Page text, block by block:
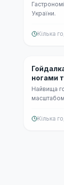
України.
Кілька
🕯
ногами
Найвища
Кілька